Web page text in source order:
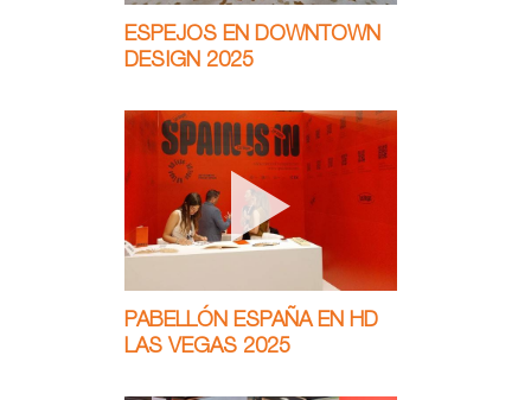
ESPEJOS EN DOWNTOWN
DESIGN 2025
PABELLÓN ESPAÑA EN HD
LAS VEGAS 2025